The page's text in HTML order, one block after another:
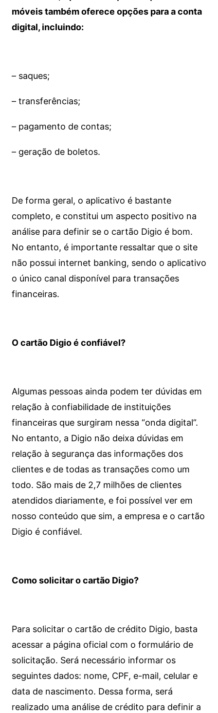
móveis também oferece opções para a conta
digital, incluindo:
– saques;
– transferências;
– pagamento de contas;
– geração de boletos.
De forma geral, o aplicativo é bastante
completo, e constitui um aspecto positivo na
análise para definir se o cartão Digio é bom.
No entanto, é importante ressaltar que o site
não possui internet banking, sendo o aplicativo
o único canal disponível para transações
financeiras.
O cartão Digio é confiável?
Algumas pessoas ainda podem ter dúvidas em
relação à confiabilidade de instituições
financeiras que surgiram nessa “onda digital”.
No entanto, a Digio não deixa dúvidas em
relação à segurança das informações dos
clientes e de todas as transações como um
todo. São mais de 2,7 milhões de clientes
atendidos diariamente, e foi possível ver em
nosso conteúdo que sim, a empresa e o cartão
Digio é confiável.
Como solicitar o cartão Digio?
Para solicitar o cartão de crédito Digio, basta
acessar a página oficial com o formulário de
solicitação. Será necessário informar os
seguintes dados: nome, CPF, e-mail, celular e
data de nascimento. Dessa forma, será
realizado uma análise de crédito para definir a